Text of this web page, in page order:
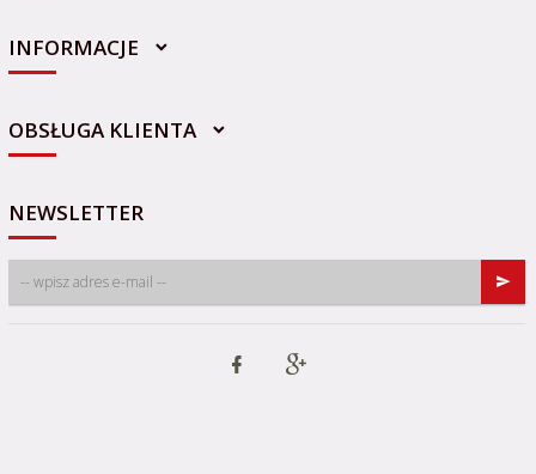
sklep@sportowo-medyczna.pl
INFORMACJE
OBSŁUGA KLIENTA
NEWSLETTER